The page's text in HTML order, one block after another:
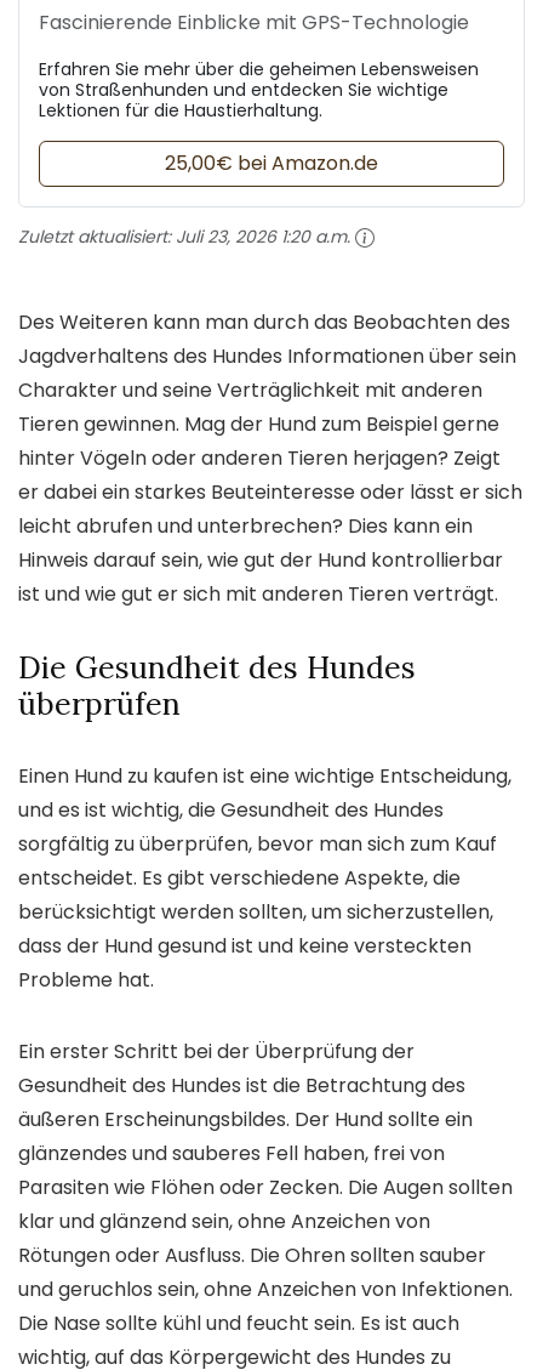
Fascinierende Einblicke mit GPS-Technologie
Erfahren Sie mehr über die geheimen Lebensweisen
von Straßenhunden und entdecken Sie wichtige
Lektionen für die Haustierhaltung.
25,00€ bei Amazon.de
Zuletzt aktualisiert: Juli 23, 2026 1:20 a.m.
Des Weiteren kann man durch das Beobachten des
Jagdverhaltens des Hundes Informationen über sein
Charakter und seine Verträglichkeit mit anderen
Tieren gewinnen. Mag der Hund zum Beispiel gerne
hinter Vögeln oder anderen Tieren herjagen? Zeigt
er dabei ein starkes Beuteinteresse oder lässt er sich
leicht abrufen und unterbrechen? Dies kann ein
Hinweis darauf sein, wie gut der Hund kontrollierbar
ist und wie gut er sich mit anderen Tieren verträgt.
Die Gesundheit des Hundes
überprüfen
Einen Hund zu kaufen ist eine wichtige Entscheidung,
und es ist wichtig, die Gesundheit des Hundes
sorgfältig zu überprüfen, bevor man sich zum Kauf
entscheidet. Es gibt verschiedene Aspekte, die
berücksichtigt werden sollten, um sicherzustellen,
dass der Hund gesund ist und keine versteckten
Probleme hat.
Ein erster Schritt bei der Überprüfung der
Gesundheit des Hundes ist die Betrachtung des
äußeren Erscheinungsbildes. Der Hund sollte ein
glänzendes und sauberes Fell haben, frei von
Parasiten wie Flöhen oder Zecken. Die Augen sollten
klar und glänzend sein, ohne Anzeichen von
Rötungen oder Ausfluss. Die Ohren sollten sauber
und geruchlos sein, ohne Anzeichen von Infektionen.
Die Nase sollte kühl und feucht sein. Es ist auch
wichtig, auf das Körpergewicht des Hundes zu